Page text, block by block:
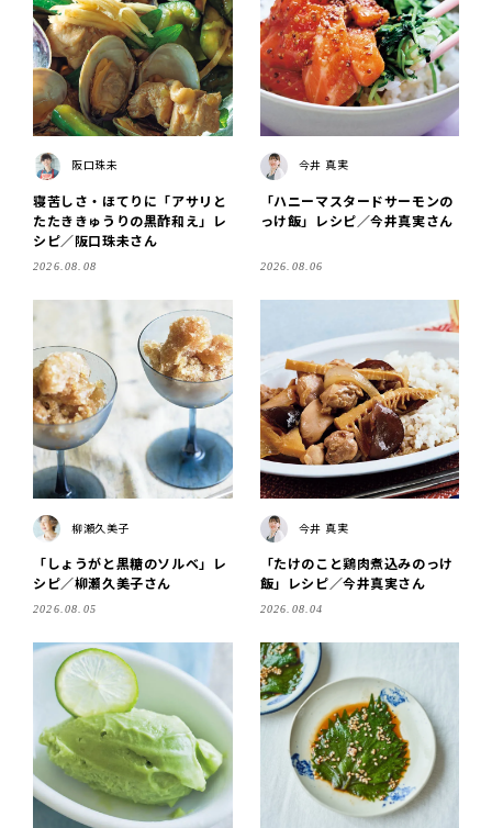
阪口珠未
寝苦しさ・ほてりに「アサリと
たたききゅうりの黒酢和え」レ
シピ／阪口珠未さん
2026.08.08
今井 真実
「ハニーマスタードサーモンの
っけ飯」レシピ／今井真実さん
2026.08.06
柳瀬久美子
「しょうがと黒糖のソルベ」レ
シピ／柳瀬久美子さん
2026.08.05
今井 真実
「たけのこと鶏肉煮込みのっけ
飯」レシピ／今井真実さん
2026.08.04